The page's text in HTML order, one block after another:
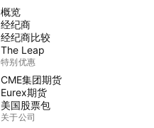
概览
经纪商
经纪商比较
The Leap
特别优惠
CME集团期货
Eurex期货
美国股票包
关于公司